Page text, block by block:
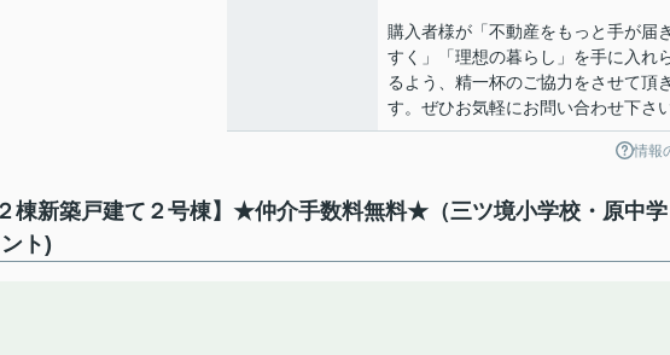
購入者様が「不動産をもっと手が届
すく」「理想の暮らし」を手に入れ
るよう、精一杯のご協力をさせて頂
す。ぜひお気軽にお問い合わせ下さ
情報
棟新築戸建て２号棟】★仲介手数料無料★（三ツ境小学校・原中学
ト)